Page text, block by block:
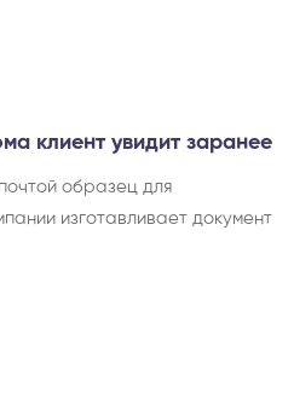
клиент увидит заранее
образец для
изготавливает документ